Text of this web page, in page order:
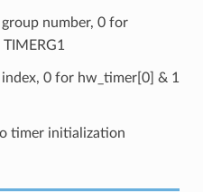
group number, 0 for
index, 0 for hw_timer[0] & 1
timer initialization